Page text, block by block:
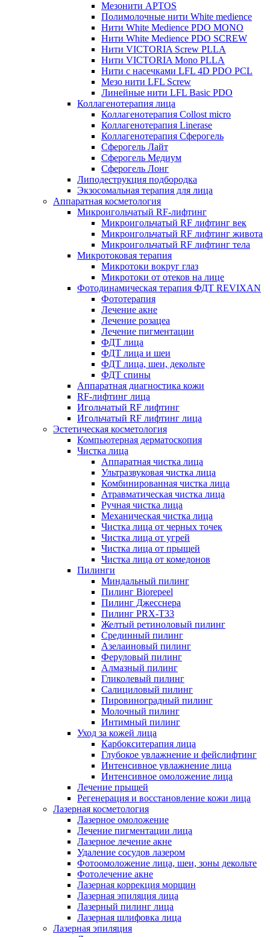
Мезонити APTOS
Полимолочные нити White medience
Нити White Medience PDO MONO
Нити White Medience PDO SCREW
Нити VICTORIA Screw PLLA
Нити VICTORIA Mono PLLA
Нити с насечками LFL 4D PDO PCL
Мезо нити LFL Screw
Линейные нити LFL Basic PDO
Коллагенотерапия лица
Коллагенотерапия Collost micro
Коллагенотерапия Linerase
Коллагенотерапия Сферогель
Сферогель Лайт
Сферогель Медиум
Сферогель Лонг
Липодеструкция подбородка
Экзосомальная терапия для лица
Аппаратная косметология
Микроигольчатый RF-лифтинг
Микроигольчатый RF лифтинг век
Микроигольчатый RF лифтинг живота
Микроигольчатый RF лифтинг тела
Микротоковая терапия
Микротоки вокруг глаз
Микротоки от отеков на лице
Фотодинамическая терапия ФДТ REVIXAN
Фототерапия
Лечение акне
Лечение розацеа
Лечение пигментации
ФДТ лица
ФДТ лица и шеи
ФДТ лица, шеи, декольте
ФДТ спины
Аппаратная диагностика кожи
RF-лифтинг лица
Игольчатый RF лифтинг
Игольчатый RF лифтинг лица
Эстетическая косметология
Компьютерная дерматоскопия
Чистка лица
Аппаратная чистка лица
Ультразвуковая чистка лица
Комбинированная чистка лица
Атравматическая чистка лица
Ручная чистка лица
Механическая чистка лица
Чистка лица от черных точек
Чистка лица от угрей
Чистка лица от прыщей
Чистка лица от комедонов
Пилинги
Миндальный пилинг
Пилинг Biorepeel
Пилинг Джесснера
Пилинг PRX-T33
Желтый ретиноловый пилинг
Срединный пилинг
Азелаиновый пилинг
Феруловый пилинг
Алмазный пилинг
Гликолевый пилинг
Салициловый пилинг
Пировиноградный пилинг
Молочный пилинг
Интимный пилинг
Уход за кожей лица
Карбокситерапия лица
Глубокое увлажнение и фейслифтинг
Интенсивное увлажнение лица
Интенсивное омоложение лица
Лечение прыщей
Регенерация и восстановление кожи лица
Лазерная косметология
Лазерное омоложение
Лечение пигментации лица
Лазерное лечение акне
Удаление сосудов лазером
Фотоомоложение лица, шеи, зоны декольте
Фотолечение акне
Лазерная коррекция морщин
Лазерная эпиляция лица
Лазерный пилинг лица
Лазерная шлифовка лица
Лазерная эпиляция